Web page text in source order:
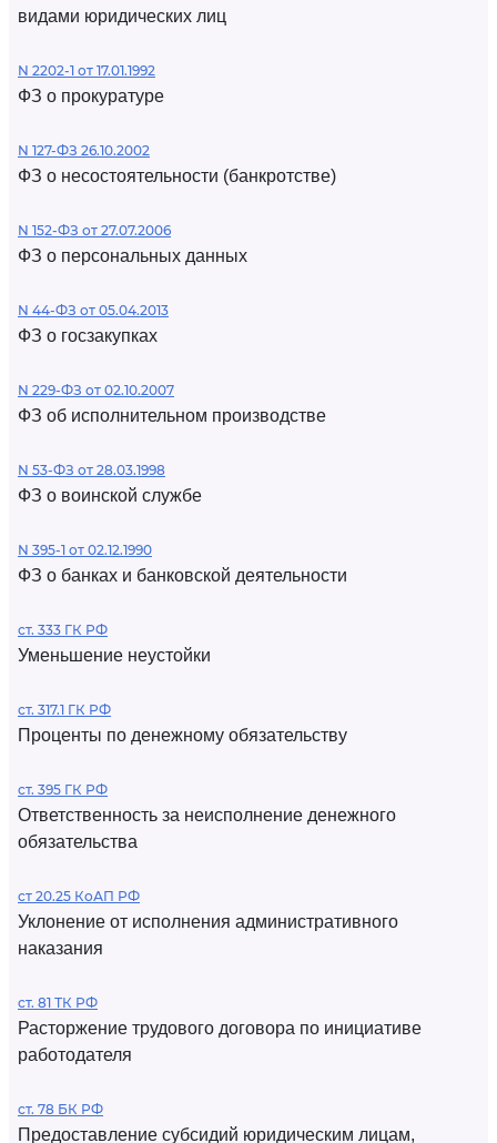
видами юридических лиц
N 2202-1 от 17.01.1992
ФЗ о прокуратуре
N 127-ФЗ 26.10.2002
ФЗ о несостоятельности (банкротстве)
N 152-ФЗ от 27.07.2006
ФЗ о персональных данных
N 44-ФЗ от 05.04.2013
ФЗ о госзакупках
N 229-ФЗ от 02.10.2007
ФЗ об исполнительном производстве
N 53-ФЗ от 28.03.1998
ФЗ о воинской службе
N 395-1 от 02.12.1990
ФЗ о банках и банковской деятельности
ст. 333 ГК РФ
Уменьшение неустойки
ст. 317.1 ГК РФ
Проценты по денежному обязательству
ст. 395 ГК РФ
Ответственность за неисполнение денежного
обязательства
ст 20.25 КоАП РФ
Уклонение от исполнения административного
наказания
ст. 81 ТК РФ
Расторжение трудового договора по инициативе
работодателя
ст. 78 БК РФ
Предоставление субсидий юридическим лицам,